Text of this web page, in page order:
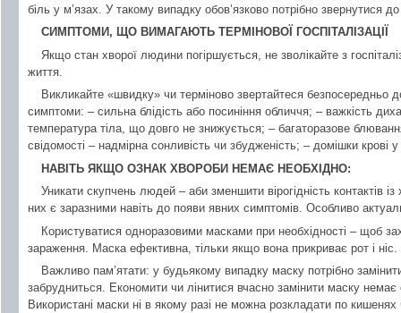
біль у м’язах. У такому випадку обов’язково потрібно звернутися
СИМПТОМИ, ЩО ВИМАГАЮТЬ ТЕРМІНОВОЇ ГОСПІТАЛІЗАЦІЇ
Якщо стан хворої людини погіршується, не зволікайте з
життя.
Викликайте «швидку» чи терміново звертайтеся безпосередньо
симптоми: – сильна блідість або посиніння обличчя; – важкість
температура тіла, що довго не знижується; – багаторазове
свідомості – надмірна сонливість чи збудженість; – домішки крові
НАВІТЬ ЯКЩО ОЗНАК ХВОРОБИ НЕМАЄ НЕОБХІДНО:
Уникати скупчень людей – аби зменшити вірогідність контактів
них є заразними навіть до появи явних симптомів. Особливо
Користуватися одноразовими масками при необхідності – щоб
зараження. Маска ефективна, тільки якщо вона прикриває рот і ніс.
Важливо пам’ятати: у будьякому випадку маску потрібно
забрудниться. Економити чи лінитися вчасно замінити маску
Використані маски ні в якому разі не можна розкладати по